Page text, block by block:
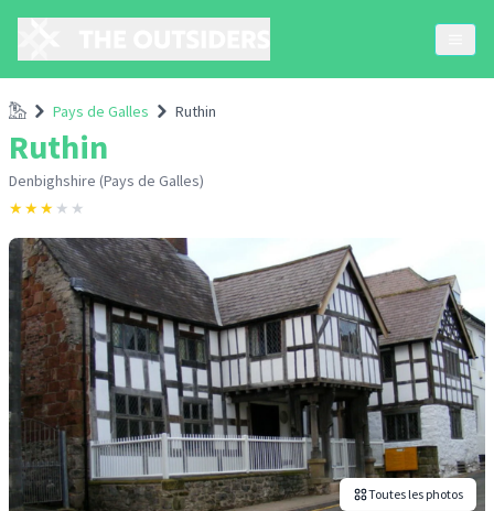
AccueilPays de Galles Ruthin
Ruthin
Denbighshire (Pays de Galles)
★★★ ★ ★
Toutes les photos